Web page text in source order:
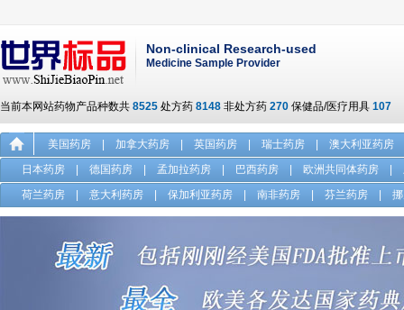
Non-clinical Research-used
Medicine Sample Provider
当前本网站药物产品种数共 8525 处方药 8148 非处方药 270 保健品/医疗用具 107
美国药房 加拿大药房 英国药房 瑞士药房
澳大利亚药房
日本药房
德国药房 孟加拉药房 巴西药房 欧洲共同体药房
荷兰药房
意大利药房 保加利亚药房 南非药房 芬兰药房